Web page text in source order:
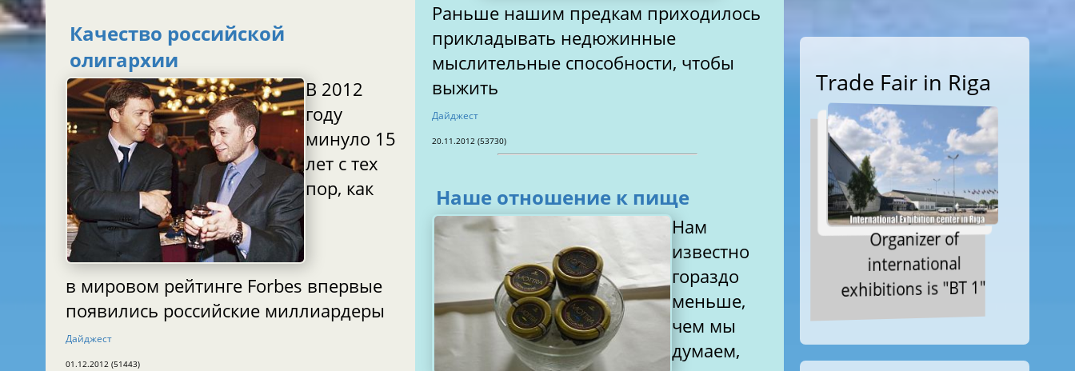
Качество российской
олигархии
В 2012
году
минуло 15
лет с тех
пор, как
в мировом рейтинге Forbes впервые
появились российские миллиардеры
Дайджест
01.12.2012 (51443)
Раньше нашим предкам приходилось
прикладывать недюжинные
мыслительные способности, чтобы
выжить
Дайджест
20.11.2012 (53730)
Наше отношение к пище
Нам
известно
гораздо
меньше,
чем мы
думаем,
Trade Fair in Riga
Organizer of
international
exhibitions is "BT 1"